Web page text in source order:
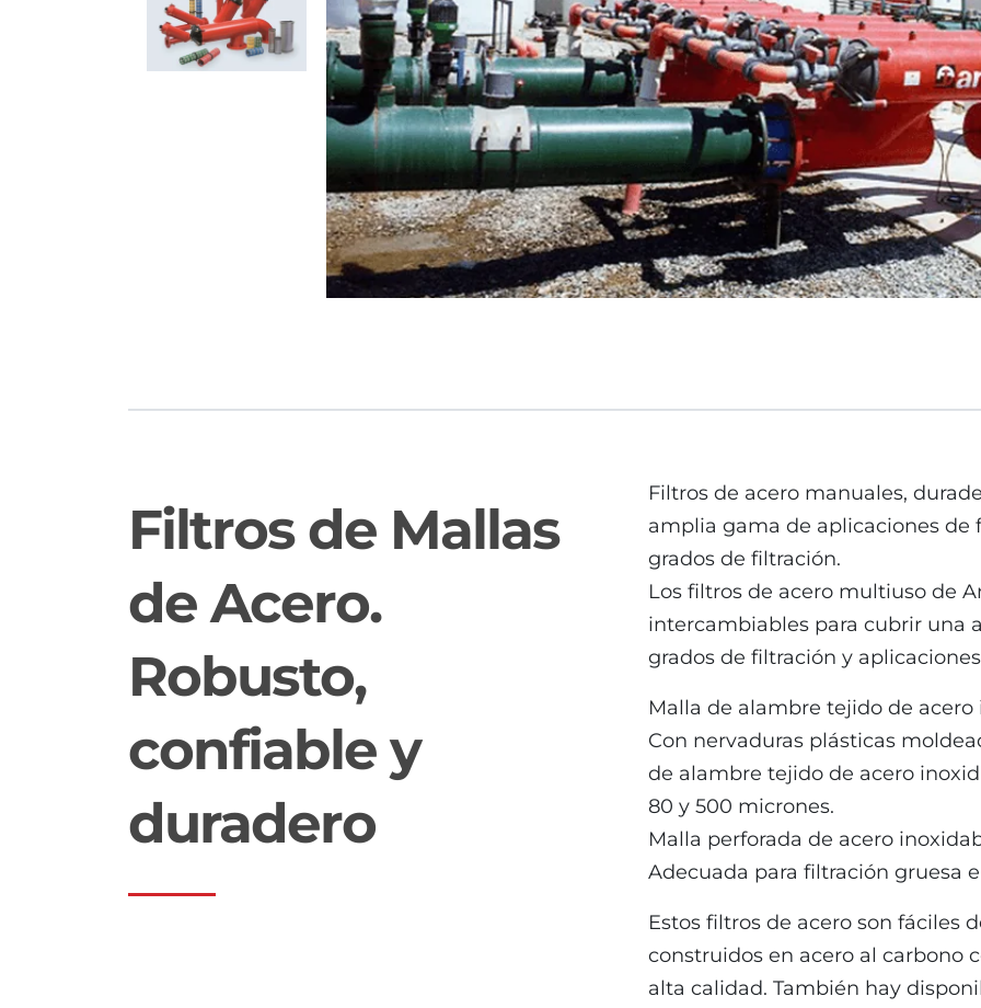
manual steel family
Filtros de Mallas
de Acero.
Robusto,
confiable y
duradero
Filtros de acero manuales,
amplia gama de aplicaciones
grados de filtración.
Los filtros de acero multiuso de
intercambiables para cubrir una
grados de filtración y
Malla de alambre tejido de acero
Con nervaduras plásticas
de alambre tejido de acero
80 y 500 micrones.
Malla perforada de acero
Adecuada para filtración gruesa
Estos filtros de acero son fáciles
construidos en acero al carbono
alta calidad. También hay